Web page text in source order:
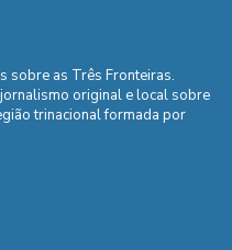
sobre as Três Fronteiras.
original e local sobre
trinacional formada por